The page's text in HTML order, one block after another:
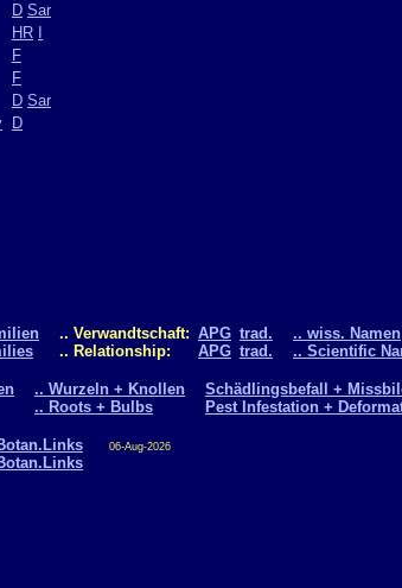
D Sar
HR
F
F
D Sar
D
.. Verwandtschaft:
.. Relationship:
APG
APG
trad.
trad.
.. wiss. Namen
.. Scientific
.. Wurzeln + Knollen
.. Roots + Bulbs
Schädlingsbefall +
Pest Infestation +
06-Aug-2026